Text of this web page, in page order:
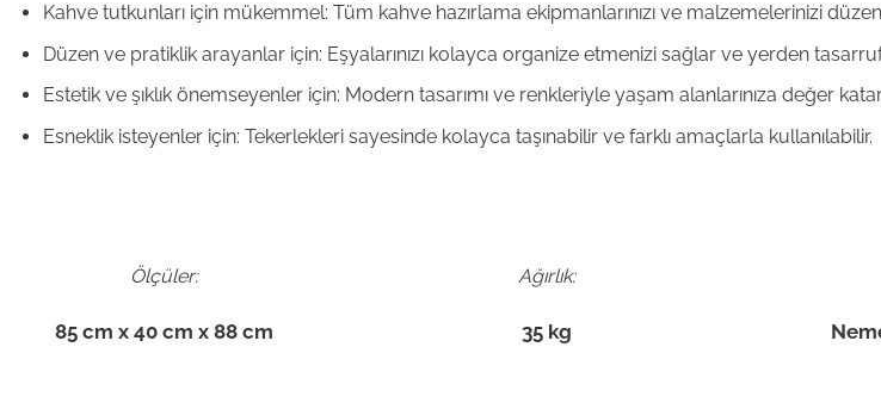
Kahve tutkunları için mükemmel: Tüm kahve hazırlama ekipmanlarınızı ve malzemelerinizi
Düzen ve pratiklik arayanlar için: Eşyalarınızı kolayca organize etmenizi sağlar ve yerden
Estetik ve şıklık önemseyenler için: Modern tasarımı ve renkleriyle yaşam alanlarınıza değer
Esneklik isteyenler için: Tekerlekleri sayesinde kolayca taşınabilir ve farklı amaçlarla kullanılabilir.
Ölçüler:
85 cm x 40 cm x 88 cm
Ağırlık:
35 kg